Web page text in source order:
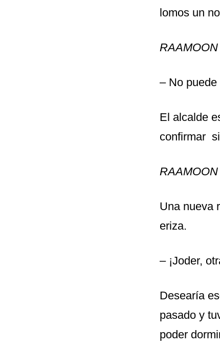
lomos un
RAAMOON
– No puede
El alcalde
confirmar
RAAMOON
Una nueva
eriza.
– ¡Joder,
Desearía
pasado y
poder